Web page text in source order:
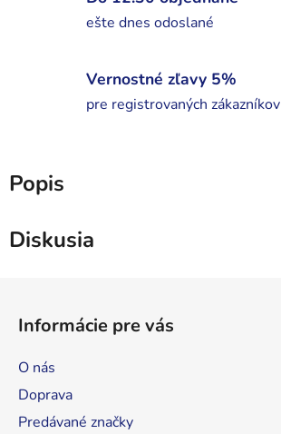
ešte dnes odoslané
Vernostné zľavy 5%
pre registrovaných zákazníkov
Popis
Diskusia
Informácie pre vás
O nás
Doprava
Predávané značky